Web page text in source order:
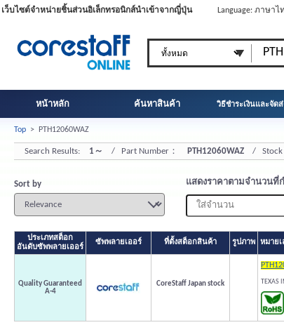
เว็บไซต์จำหน่ายชิ้นส่วนอิเล็กทรอนิกส์นำเข้าจากญี่ปุ่น Language: ภาษาไ
หน้าหลัก ค้นหาสินค้า วิธีชำระเงินและจัด
Top > PTH12060WAZ
Search Results: 1～ / Part Number： PTH12060WAZ / Stock
Sort by แสดงราคาตามจำนวนที่
ประเภทสต็อก
อันดับซัพพลายเออร์
ซัพพลายเออร์ ที่ตั้งสต็อกสินค้า รูปภาพ หมาย
Quality Guaranteed
A-4
CoreStaff Japan stock TEXAS